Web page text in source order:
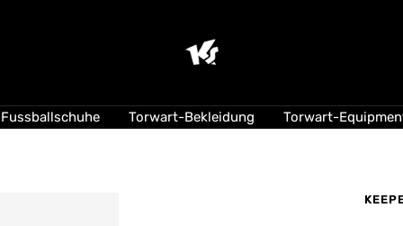
Suisse
Fussballschuhe Torwart-Bekleidung Torwart-